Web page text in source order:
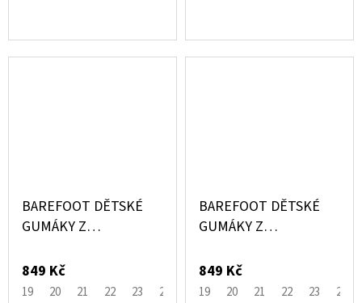
BAREFOOT DĚTSKÉ
GUMÁKY Z
KAUČUKU ŽLUTÉ
SUNFLOWER - MIKK-
849 Kč
19 20 21 22 23 24
BAREFOOT DĚTSKÉ
GUMÁKY Z
KAUČUKU MODRÉ
STONE BLUE - MIKK-
849 Kč
19 20 21 22 23 24